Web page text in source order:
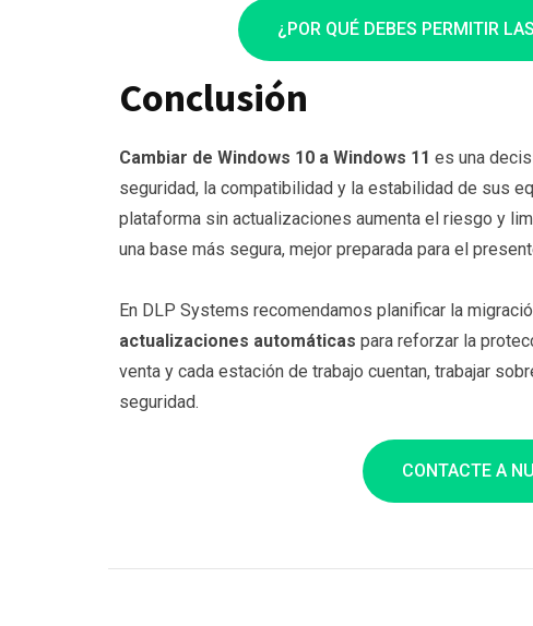
¿POR QUÉ DEBES PERMITIR
Conclusión
Cambiar de Windows 10 a Windows 11 es una
seguridad, la compatibilidad y la estabilidad de sus
plataforma sin actualizaciones aumenta el riesgo y
una base más segura, mejor preparada para el
En DLP Systems recomendamos planificar la
actualizaciones automáticas para reforzar la
venta y cada estación de trabajo cuentan, trabajar
seguridad.
CONTACTE A